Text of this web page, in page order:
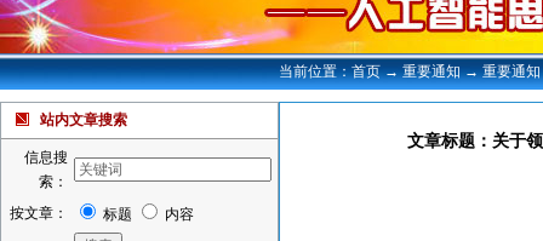
当前位置：首页 → 重要通知 → 重要通知
站内文章搜索
信息搜
索：
按文章：
标题 内容
文章标题：关于